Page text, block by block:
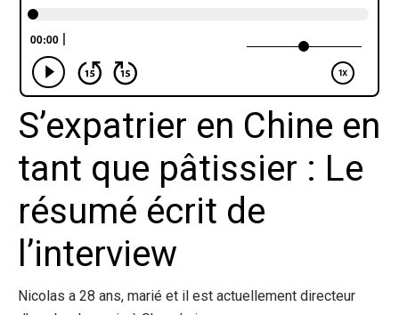
S’expatrier en Chine en
tant que pâtissier : Le
résumé écrit de
l’interview
Nicolas a 28 ans, marié et il est actuellement directeur